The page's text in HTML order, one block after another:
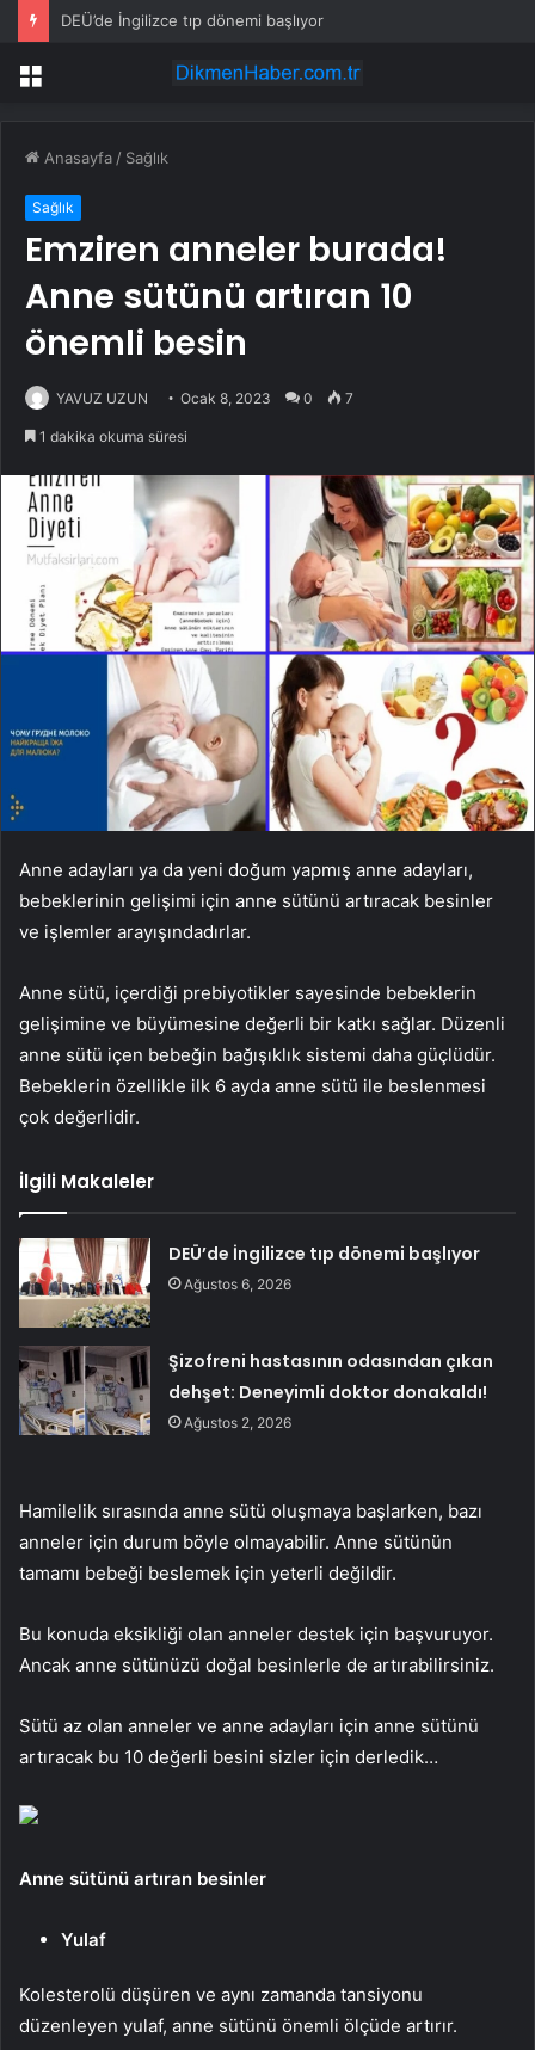
DEÜ’de İngilizce tıp dönemi başlıyor
Menü
Anasayfa / Sağlık
Sağlık
Emziren anneler burada!
Anne sütünü artıran 10
önemli besin
YAVUZ UZUN Ocak 8, 2023 0 7
1 dakika okuma süresi
Anne adayları ya da yeni doğum yapmış anne adayları,
bebeklerinin gelişimi için anne sütünü artıracak besinler
ve işlemler arayışındadırlar.
Anne sütü, içerdiği prebiyotikler sayesinde bebeklerin
gelişimine ve büyümesine değerli bir katkı sağlar. Düzenli
anne sütü içen bebeğin bağışıklık sistemi daha güçlüdür.
Bebeklerin özellikle ilk 6 ayda anne sütü ile beslenmesi
çok değerlidir.
İlgili Makaleler
DEÜ’de İngilizce tıp dönemi başlıyor
Ağustos 6, 2026
Şizofreni hastasının odasından çıkan
dehşet: Deneyimli doktor donakaldı!
Ağustos 2, 2026
Hamilelik sırasında anne sütü oluşmaya başlarken, bazı
anneler için durum böyle olmayabilir. Anne sütünün
tamamı bebeği beslemek için yeterli değildir.
Bu konuda eksikliği olan anneler destek için başvuruyor.
Ancak anne sütünüzü doğal besinlerle de artırabilirsiniz.
Sütü az olan anneler ve anne adayları için anne sütünü
artıracak bu 10 değerli besini sizler için derledik…
Anne sütünü artıran besinler
Yulaf
Kolesterolü düşüren ve aynı zamanda tansiyonu
düzenleyen yulaf, anne sütünü önemli ölçüde artırır.